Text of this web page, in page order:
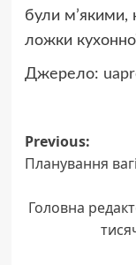
були м’якими,
ложки
Джерело:
Post
Previous:
Планування
Головна